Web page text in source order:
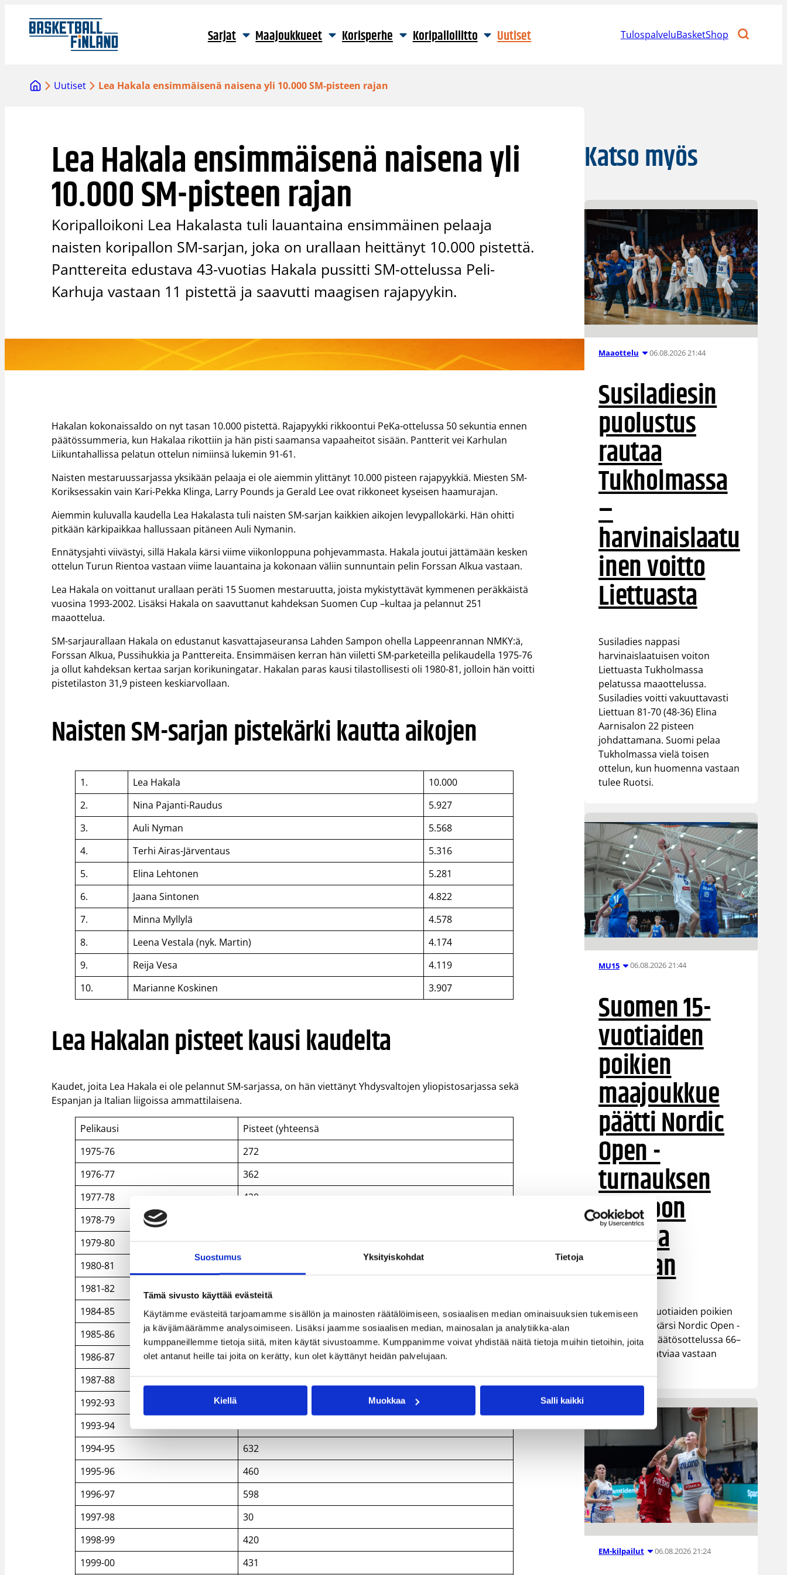
Suostumus Yksityiskohdat Tietoja
Tämä sivusto käyttää evästeitä
Käytämme evästeitä tarjoamamme sisällön ja mainosten räätälöimiseen, sosiaalisen median ominaisuuksien tukemiseen
ja kävijämäärämme analysoimiseen. Lisäksi jaamme sosiaalisen median, mainosalan ja analytiikka-alan
kumppaneillemme tietoja siitä, miten käytät sivustoamme. Kumppanimme voivat yhdistää näitä tietoja muihin tietoihin, joita
olet antanut heille tai joita on kerätty, kun olet käyttänyt heidän palvelujaan.
Kiellä Muokkaa Salli kaikki
sisältöön
Sarjat Maajoukkueet Korisperhe Koripalloliitto Uutiset TulospalveluBasketShop
Uutiset Lea Hakala ensimmäisenä naisena yli 10.000 SM-pisteen rajan
Lea Hakala ensimmäisenä naisena yli
10.000 SM-pisteen rajan
Koripalloikoni Lea Hakalasta tuli lauantaina ensimmäinen pelaaja
naisten koripallon SM-sarjan, joka on urallaan heittänyt 10.000 pistettä.
Panttereita edustava 43-vuotias Hakala pussitti SM-ottelussa Peli-
Karhuja vastaan 11 pistettä ja saavutti maagisen rajapyykin.
Hakalan kokonaissaldo on nyt tasan 10.000 pistettä. Rajapyykki rikkoontui PeKa-ottelussa 50 sekuntia ennen
päätössummeria, kun Hakalaa rikottiin ja hän pisti saamansa vapaaheitot sisään. Pantterit vei Karhulan
Liikuntahallissa pelatun ottelun nimiinsä lukemin 91-61.
Naisten mestaruussarjassa yksikään pelaaja ei ole aiemmin ylittänyt 10.000 pisteen rajapyykkiä. Miesten SM-
Koriksessakin vain Kari-Pekka Klinga, Larry Pounds ja Gerald Lee ovat rikkoneet kyseisen haamurajan.
Aiemmin kuluvalla kaudella Lea Hakalasta tuli naisten SM-sarjan kaikkien aikojen levypallokärki. Hän ohitti
pitkään kärkipaikkaa hallussaan pitäneen Auli Nymanin.
Ennätysjahti viivästyi, sillä Hakala kärsi viime viikonloppuna pohjevammasta. Hakala joutui jättämään kesken
ottelun Turun Rientoa vastaan viime lauantaina ja kokonaan väliin sunnuntain pelin Forssan Alkua vastaan.
Lea Hakala on voittanut urallaan peräti 15 Suomen mestaruutta, joista mykistyttävät kymmenen peräkkäistä
vuosina 1993-2002. Lisäksi Hakala on saavuttanut kahdeksan Suomen Cup –kultaa ja pelannut 251
maaottelua.
SM-sarjaurallaan Hakala on edustanut kasvattajaseuransa Lahden Sampon ohella Lappeenrannan NMKY:ä,
Forssan Alkua, Pussihukkia ja Panttereita. Ensimmäisen kerran hän viiletti SM-parketeilla pelikaudella 1975-76
ja ollut kahdeksan kertaa sarjan korikuningatar. Hakalan paras kausi tilastollisesti oli 1980-81, jolloin hän voitti
pistetilaston 31,9 pisteen keskiarvollaan.
Naisten SM-sarjan pistekärki kautta aikojen
1. Lea Hakala
10.000
2.
Nina Pajanti-Raudus
5.927
3.
Auli Nyman
5.568
4.
Terhi Airas-Järventaus
5.316
5.
Elina Lehtonen
5.281
6.
Jaana Sintonen
4.822
7.
Minna Myllylä
4.578
8.
Leena Vestala (nyk. Martin)
4.174
9.
Reija Vesa
4.119
10.
Marianne Koskinen 3.907
Lea Hakalan pisteet kausi kaudelta
Kaudet, joita Lea Hakala ei ole pelannut SM-sarjassa, on hän viettänyt Yhdysvaltojen yliopistosarjassa sekä
Espanjan ja Italian liigoissa ammattilaisena.
Pelikausi
Pisteet (yhteensä
1975-76
272
1976-77
362
1977-78
420
1978-79
1979-80
531
1980-81
1981-82
443
1984-85
509
1985-86
603
1986-87
512
1987-88
570
1992-93
1993-94
1994-95
632
1995-96
460
1996-97
598
1997-98
30
1998-99
420
1999-00
431
Katso myös
Maaottelu 06.08.2026 21:44
Susiladiesin
puolustus
rautaa
Tukholmassa
–
harvinaislaatu
inen voitto
Liettuasta
Susiladies nappasi
harvinaislaatuisen voiton
Liettuasta Tukholmassa
pelatussa maaottelussa.
Susiladies voitti vakuuttavasti
Liettuan 81-70 (48-36) Elina
Aarnisalon 22 pisteen
johdattamana. Suomi pelaa
Tukholmassa vielä toisen
ottelun, kun huomenna vastaan
tulee Ruotsi.
MU15 06.08.2026 21:44
Suomen 15-
vuotiaiden
poikien
maajoukkue
päätti Nordic
Open -
turnauksen
tappioon
Latviaa
vastaan
Suomen 15-vuotiaiden poikien
maajoukkue kärsi Nordic Open -
turnauksen päätösottelussa 66–
74-tappion Latviaa vastaan
EM-kilpailut 06.08.2026 21:24